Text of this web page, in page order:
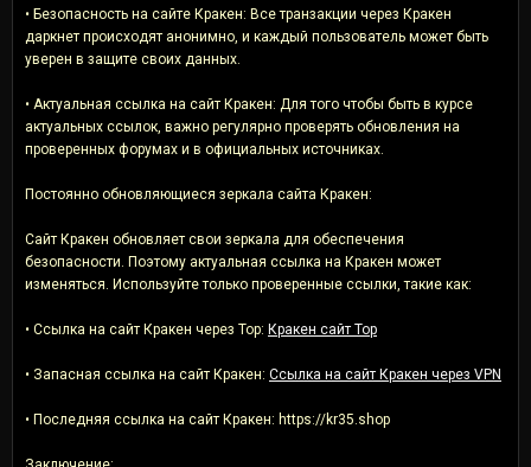
• Безопасность на сайте Кракен: Все транзакции через Кракен
даркнет происходят анонимно, и каждый пользователь может быть
уверен в защите своих данных.
• Актуальная ссылка на сайт Кракен: Для того чтобы быть в курсе
актуальных ссылок, важно регулярно проверять обновления на
проверенных форумах и в официальных источниках.
Постоянно обновляющиеся зеркала сайта Кракен:
Сайт Кракен обновляет свои зеркала для обеспечения
безопасности. Поэтому актуальная ссылка на Кракен может
изменяться. Используйте только проверенные ссылки, такие как:
• Ссылка на сайт Кракен через Тор: Кракен сайт Тор
• Запасная ссылка на сайт Кракен: Ссылка на сайт Кракен через VPN
• Последняя ссылка на сайт Кракен: https://kr35.shop